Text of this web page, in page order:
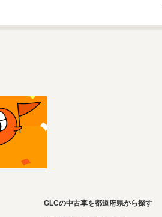
GLCの中古車を都道府県から探す